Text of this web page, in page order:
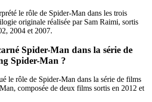
le rôle de Spider-Man dans les trois
originale réalisée par Sam Raimi, sortis
2004 et 2007.
Spider-Man dans la série de
Spider-Man ?
le rôle de Spider-Man dans la série de films
composée de deux films sortis en 2012 et